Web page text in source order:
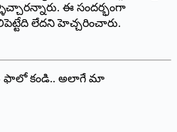
ఈ సందర్భంగా
లేదని హెచ్చరించారు.
ఫాలో కండి.. అలాగే మా